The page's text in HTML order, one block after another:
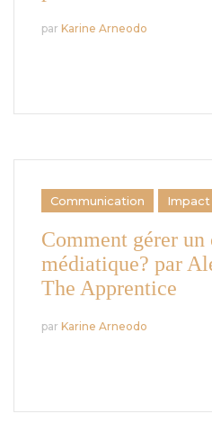
par Karine Arneodo
Communication Impact
Comment gérer un
médiatique? par
The Apprentice
par Karine Arneodo